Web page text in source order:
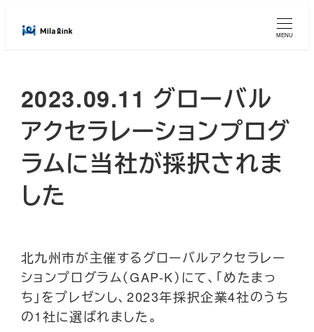
MENU
2023.09.11 グローバル
アクセラレーションプログ
ラムに当社が採択されま
した
北九州市が主催するグローバルアクセラレー
ションプログラム（GAP-K）にて、「めたまっ
ち」をプレゼンし、2023年採択企業4社のうち
の1社に選ばれました。